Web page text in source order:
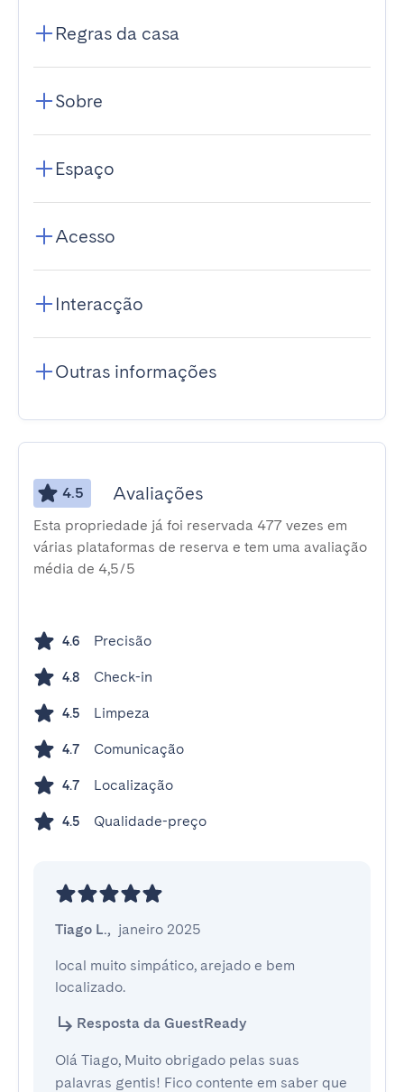
Regras da casa
Sobre
Espaço
Acesso
Interacção
Outras informações
4.5 Avaliações
Esta propriedade já foi reservada 477 vezes em
várias plataformas de reserva e tem uma avaliação
média de 4,5/5
4.6 Precisão
4.8 Check-in
4.5 Limpeza
4.7 Comunicação
4.7 Localização
4.5 Qualidade-preço
Tiago L., janeiro 2025
local muito simpático, arejado e bem
localizado.
Resposta da GuestReady
Olá Tiago, Muito obrigado pelas suas
palavras gentis! Fico contente em saber que